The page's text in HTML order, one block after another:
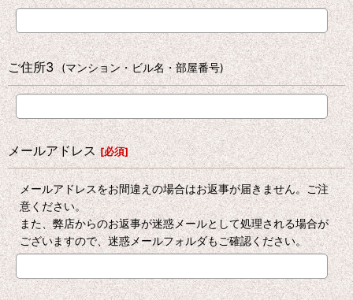
ご住所3 (マンション・ビル名・部屋番号)
メールアドレス [必須]
メールアドレスをお間違えの場合はお返事が届きません。ご注
意ください。
また、弊店からのお返事が迷惑メールとして処理される場合が
ございますので、迷惑メールフォルダもご確認ください。